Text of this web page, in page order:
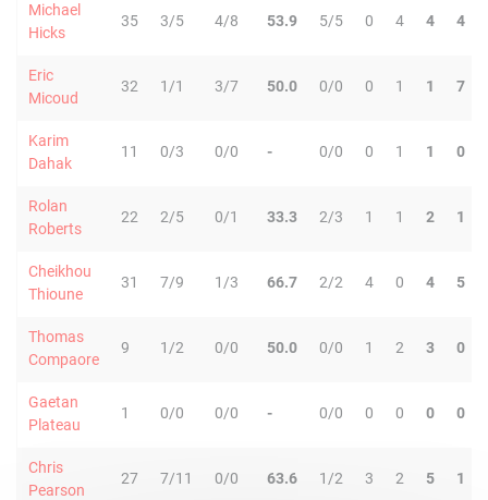
Michael
Hicks
35 3/5 4/8 53.9 5/5 0 4 4 4
Eric
Micoud
32 1/1 3/7 50.0 0/0 0 1 1 7
Karim
Dahak
11 0/3 0/0 - 0/0 0 1 1 0
Rolan
Roberts
22 2/5 0/1 33.3 2/3 1 1 2 1
Cheikhou
Thioune
31 7/9 1/3 66.7 2/2 4 0 4 5
Thomas
Compaore
9 1/2 0/0 50.0 0/0 1 2 3 0
Gaetan
Plateau
1 0/0 0/0 - 0/0 0 0 0 0
Chris
Pearson
27 7/11 0/0 63.6 1/2 3 2 5 1